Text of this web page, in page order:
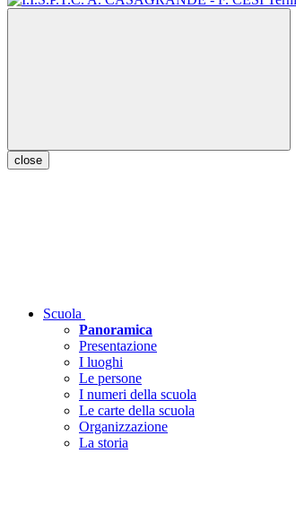
close
Scuola
Panoramica
Presentazione
I luoghi
Le persone
I numeri della scuola
Le carte della scuola
Organizzazione
La storia